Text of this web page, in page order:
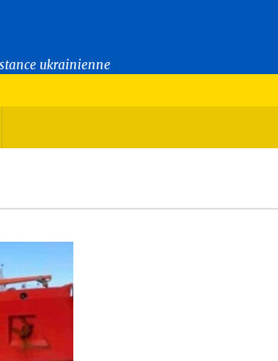
ukrainienne